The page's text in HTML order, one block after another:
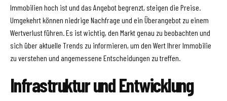
Immobilien hoch ist und das Angebot begrenzt, steigen die Preise.
Umgekehrt können niedrige Nachfrage und ein Überangebot zu einem
Wertverlust führen. Es ist wichtig, den Markt genau zu beobachten und
sich über aktuelle Trends zu informieren, um den Wert Ihrer Immobilie
zu verstehen und angemessene Entscheidungen zu treffen.
Infrastruktur und Entwicklung